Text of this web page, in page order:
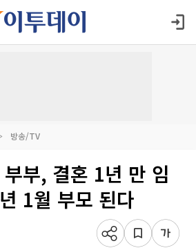
방송/TV
부부, 결혼 1년 만 임
1월 부모 된다